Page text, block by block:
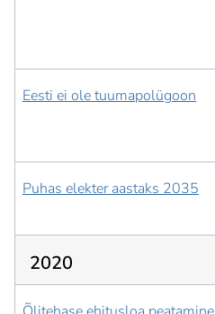
Eesti ei ole tuumapolügoon
Puhas elekter aastaks 2035
2020